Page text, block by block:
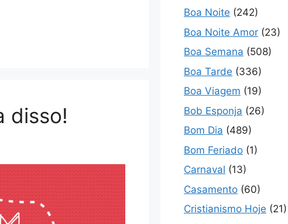
disso!
Boa Noite (242)
Boa Noite Amor (23)
Boa Semana (508)
Boa Tarde (336)
Boa Viagem (19)
Bob Esponja (26)
Bom Dia (489)
Bom Feriado (1)
Carnaval (13)
Casamento (60)
Cristianismo Hoje (21)